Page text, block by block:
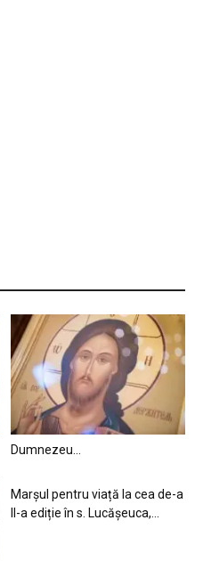
Dumnezeu…
Marșul pentru viață la cea de-a
II-a ediție în s. Lucășeuca,...